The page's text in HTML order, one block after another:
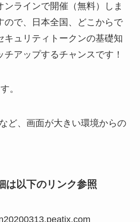
ンラインで開催（無料）しま
ので、日本全国、どこからで
キュリティトークンの基礎知
アップするチャンスです！
。
ど、画面が大きい環境からの
は以下のリンク参照